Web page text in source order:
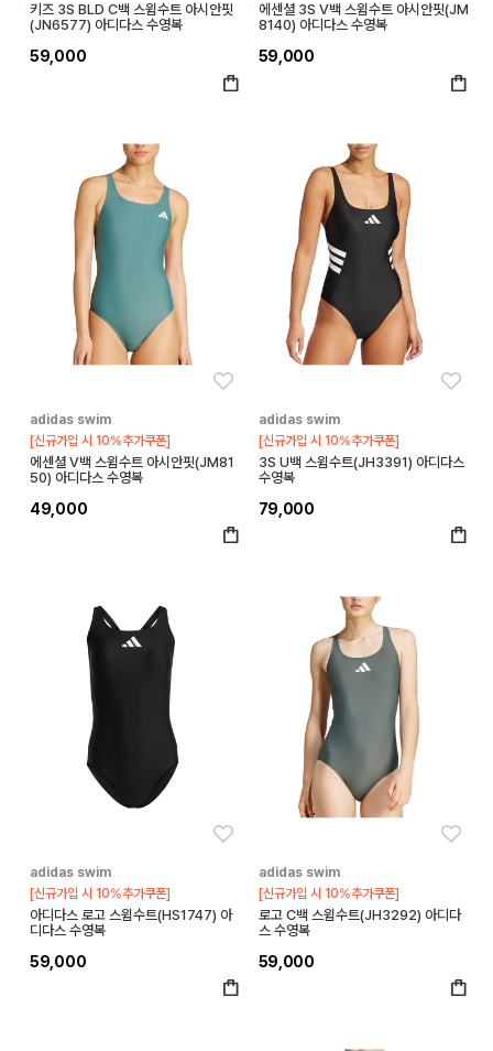
키즈 3S BLD C백 스윔수트 아시안핏
(JN6577) 아디다스 수영복
59,000
에센셜 3S V백 스윔수트 아시안핏(JM
8140) 아디다스 수영복
59,000
adidas swim
[신규가입 시 10%추가쿠폰]
에센셜 V백 스윔수트 아시안핏(JM81
50) 아디다스 수영복
49,000
adidas swim
[신규가입 시 10%추가쿠폰]
3S U백 스윔수트(JH3391) 아디다스
수영복
79,000
adidas swim
[신규가입 시 10%추가쿠폰]
아디다스 로고 스윔수트(HS1747) 아
디다스 수영복
59,000
adidas swim
[신규가입 시 10%추가쿠폰]
로고 C백 스윔수트(JH3292) 아디다
스 수영복
59,000